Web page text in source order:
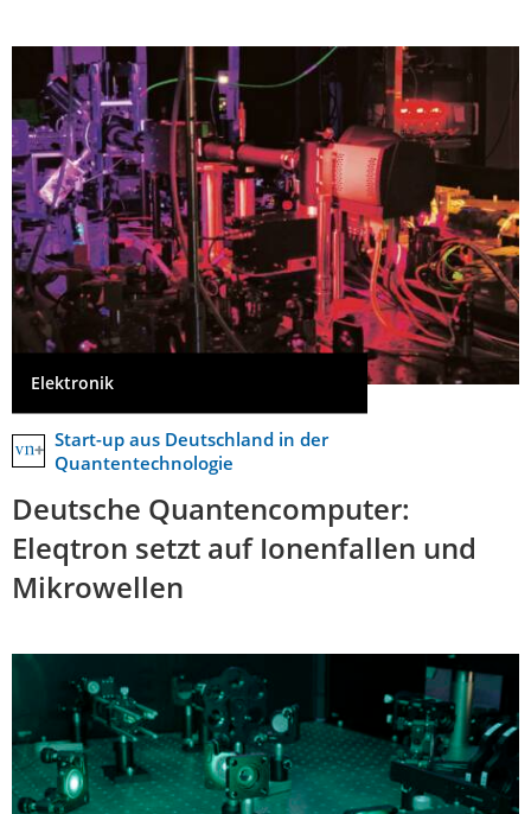
Elektronik
Start-up aus Deutschland in der
Quantentechnologie
Deutsche Quantencomputer:
Eleqtron setzt auf Ionenfallen und
Mikrowellen